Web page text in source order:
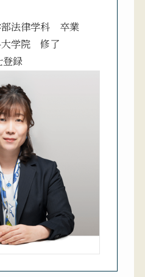
部法律学科 卒業
大学院 修了
録